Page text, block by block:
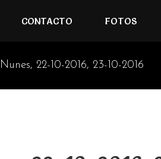
CONTACTO FOTOS
22-10-2016, 23-10-2016